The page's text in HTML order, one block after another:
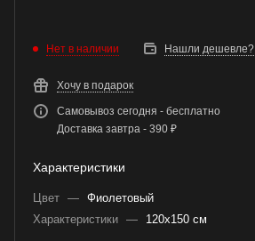
Нет в наличии Нашли дешевле?
Хочу в подарок
Самовывоз сегодня - бесплатно
Доставка завтра - 390 ₽
Характеристики
Цвет — Фиолетовый
Характеристики — 120х150 см